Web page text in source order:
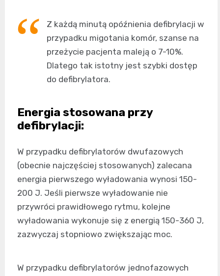
Z każdą minutą opóźnienia defibrylacji w
przypadku migotania komór, szanse na
przeżycie pacjenta maleją o 7-10%.
Dlatego tak istotny jest szybki dostęp
do defibrylatora.
Energia stosowana przy
defibrylacji:
W przypadku defibrylatorów dwufazowych
(obecnie najczęściej stosowanych) zalecana
energia pierwszego wyładowania wynosi 150-
200 J. Jeśli pierwsze wyładowanie nie
przywróci prawidłowego rytmu, kolejne
wyładowania wykonuje się z energią 150-360 J,
zazwyczaj stopniowo zwiększając moc.
W przypadku defibrylatorów jednofazowych